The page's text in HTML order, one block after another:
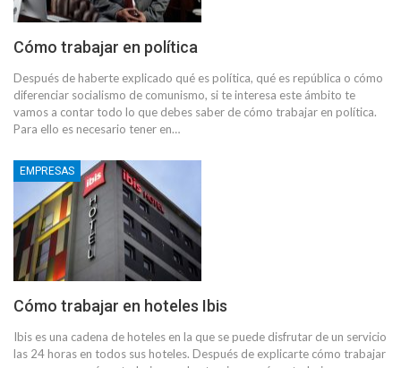
Cómo trabajar en política
Después de haberte explicado qué es política, qué es república o cómo
diferenciar socialismo de comunismo, si te interesa este ámbito te
vamos a contar todo lo que debes saber de cómo trabajar en política.
Para ello es necesario tener en…
EMPRESAS
Cómo trabajar en hoteles Ibis
Ibis es una cadena de hoteles en la que se puede disfrutar de un servicio
las 24 horas en todos sus hoteles. Después de explicarte cómo trabajar